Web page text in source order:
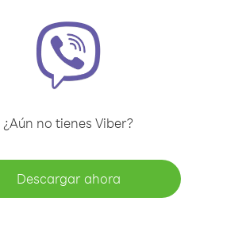
¿Aún no tienes Viber?
Descargar ahora